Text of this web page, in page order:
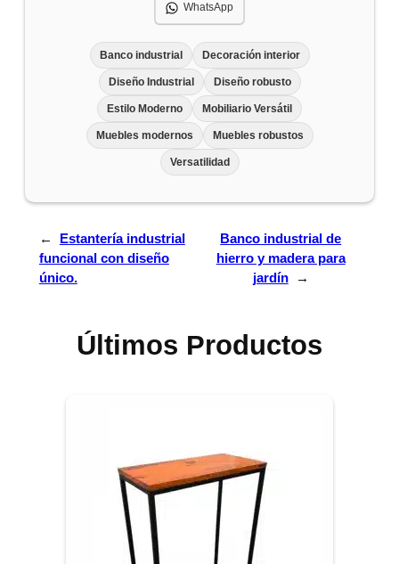
WhatsApp
Banco industrial Decoración interior
Diseño Industrial Diseño robusto
Estilo Moderno Mobiliario Versátil
Muebles modernos Muebles robustos
Versatilidad
←
Estantería industrial
funcional con diseño
único.
Banco industrial de
hierro y madera para
jardín
→
Últimos Productos